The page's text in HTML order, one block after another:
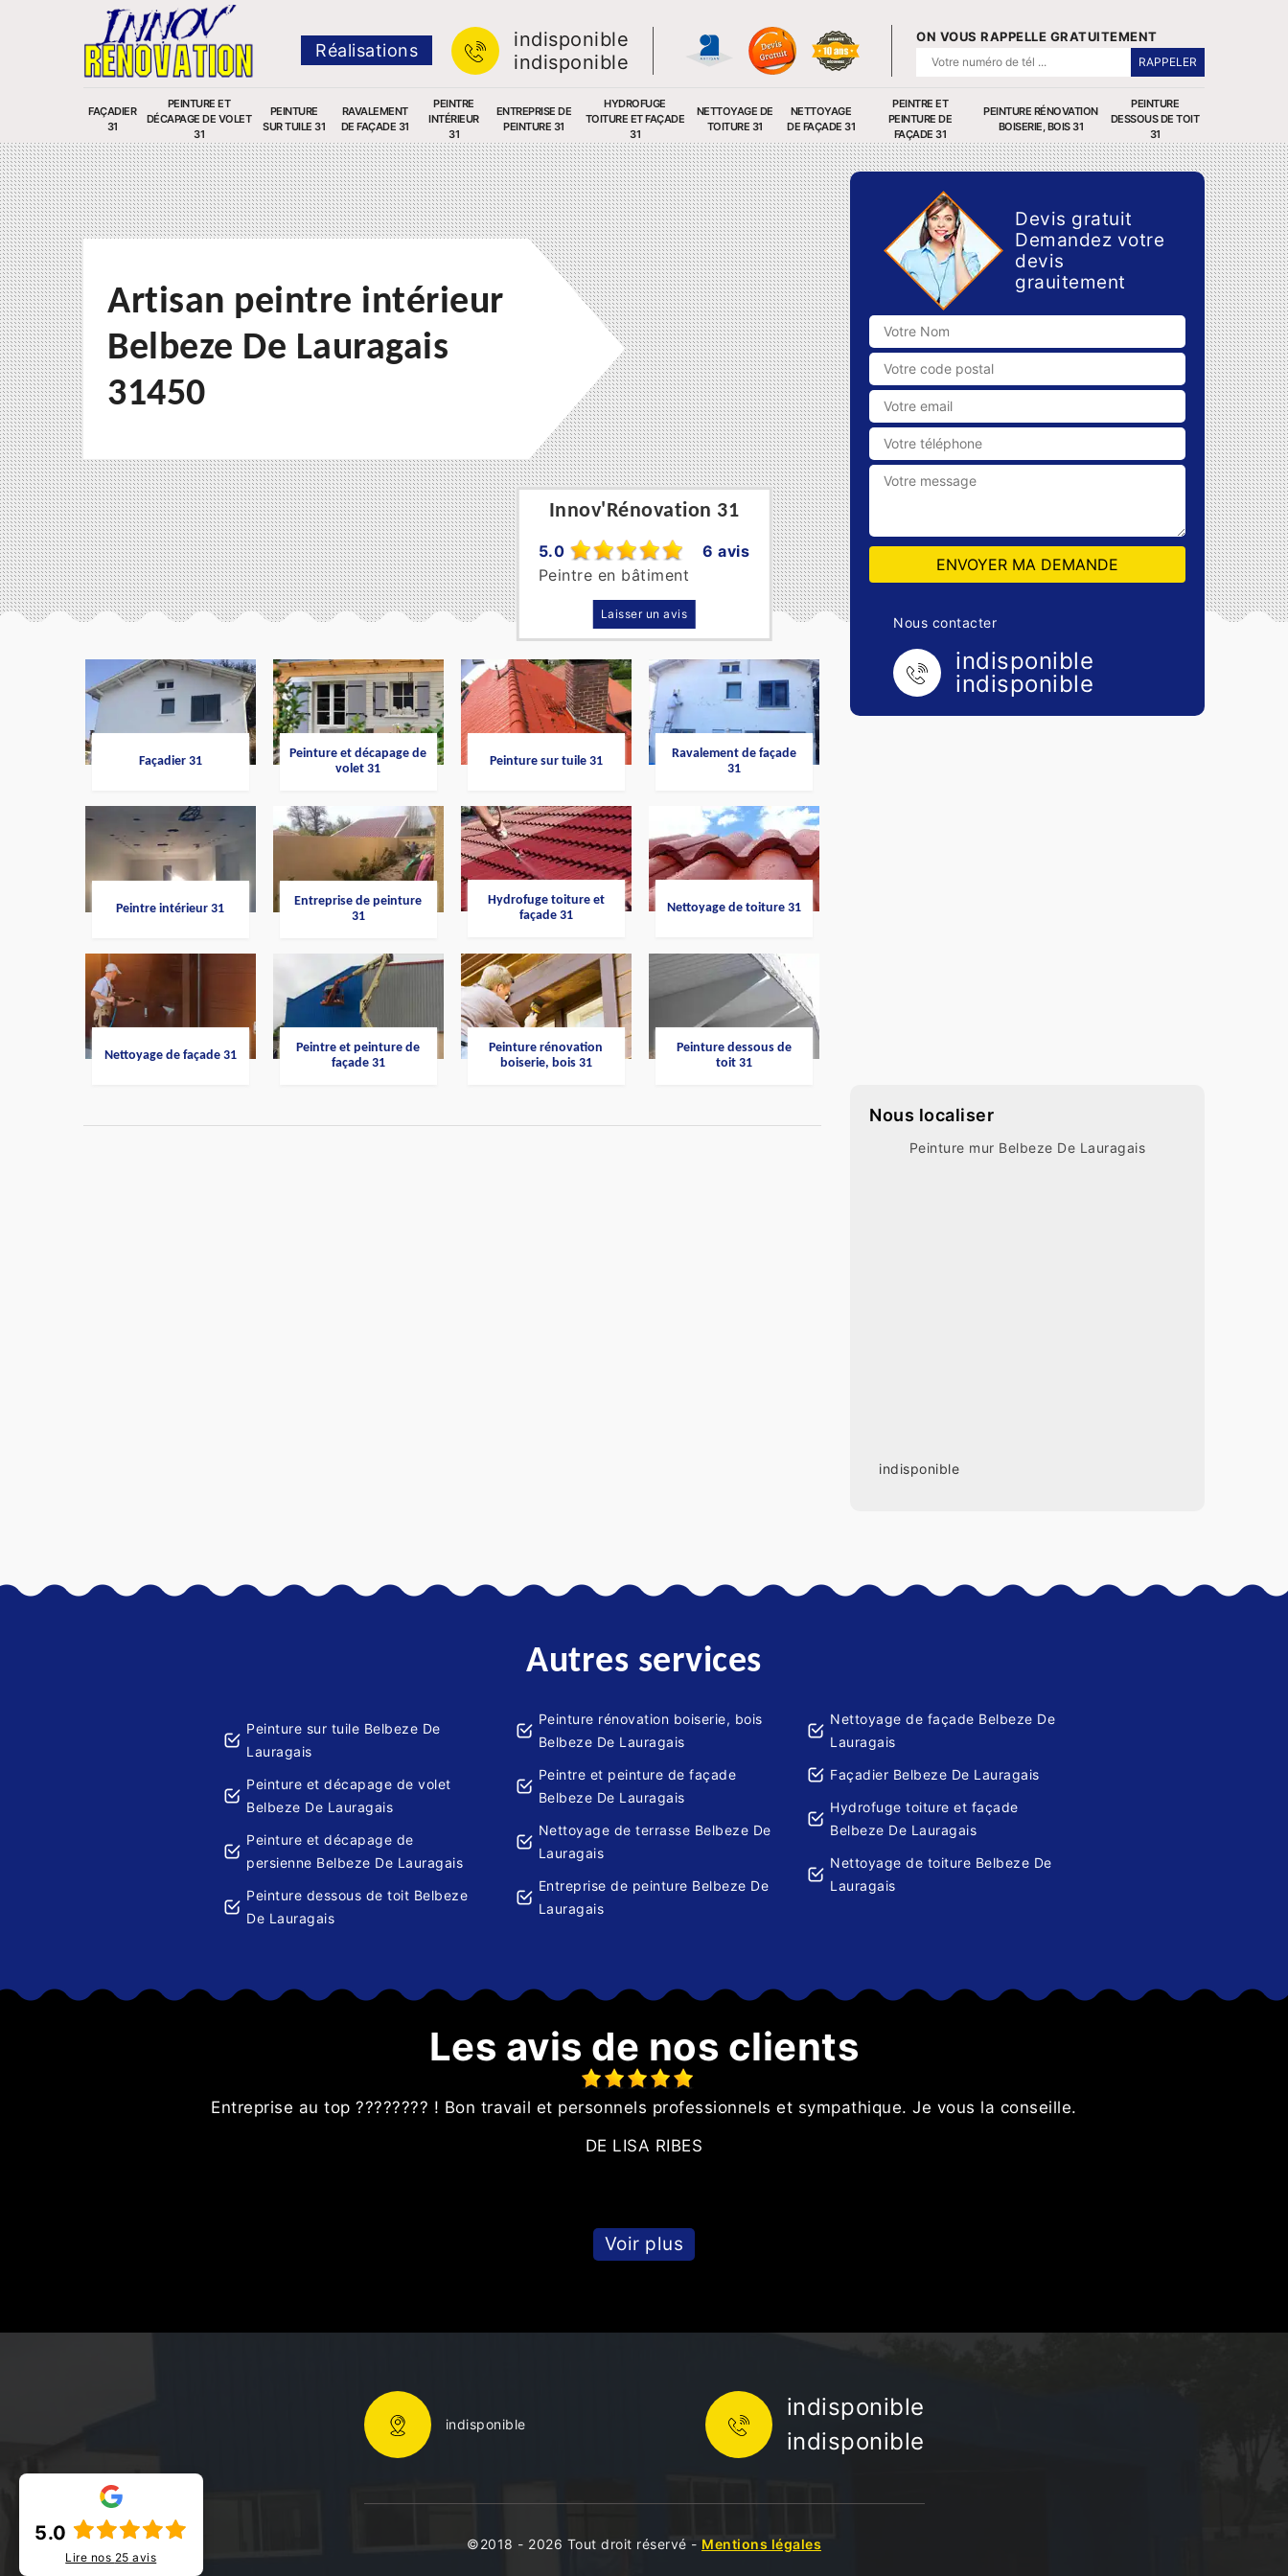
Réalisations
indisponible
indisponible
ON VOUS RAPPELLE GRATUITEMENT
FAÇADIER
31
PEINTURE ET
DÉCAPAGE DE VOLET
31
PEINTURE
SUR TUILE 31
RAVALEMENT
DE FAÇADE 31
PEINTRE
INTÉRIEUR
31
ENTREPRISE DE
PEINTURE 31
HYDROFUGE
TOITURE ET FAÇADE
31
NETTOYAGE DE
TOITURE 31
NETTOYAGE
DE FAÇADE 31
PEINTRE ET
PEINTURE DE
FAÇADE 31
PEINTURE RÉNOVATION
BOISERIE, BOIS 31
PEINTURE
DESSOUS DE TOIT
31
Innov'Rénovation 31
5.0
6 avis
Peintre en bâtiment
Laisser un avis
Artisan peintre intérieur
Belbeze De Lauragais
31450
Façadier 31
Peinture et décapage de
volet 31
Peinture sur tuile 31
Ravalement de façade
31
Peintre intérieur 31
Entreprise de peinture
31
Hydrofuge toiture et
façade 31
Nettoyage de toiture 31
Nettoyage de façade 31
Peintre et peinture de
façade 31
Peinture rénovation
boiserie, bois 31
Peinture dessous de
toit 31
Devis gratuit
Demandez votre
devis
grauitement
Nous contacter
indisponible
indisponible
Nous localiser
Peinture mur Belbeze De Lauragais
indisponible
Autres services
Peinture sur tuile Belbeze De
Lauragais
Peinture et décapage de volet
Belbeze De Lauragais
Peinture et décapage de
persienne Belbeze De Lauragais
Peinture dessous de toit Belbeze
De Lauragais
Peinture rénovation boiserie, bois
Belbeze De Lauragais
Peintre et peinture de façade
Belbeze De Lauragais
Nettoyage de terrasse Belbeze De
Lauragais
Entreprise de peinture Belbeze De
Lauragais
Nettoyage de façade Belbeze De
Lauragais
Façadier Belbeze De Lauragais
Hydrofuge toiture et façade
Belbeze De Lauragais
Nettoyage de toiture Belbeze De
Lauragais
Les avis de nos clients
Entreprise au top ???????? ! Bon travail et personnels professionnels et sympathique. Je vous la conseille.
DE LISA RIBES
Voir plus
indisponible
indisponible
indisponible
©2018 - 2026 Tout droit réservé - Mentions légales
5.0
Lire nos 25 avis